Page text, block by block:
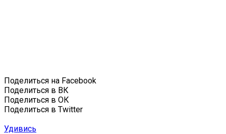
Поделиться на Facebook
Поделиться в ВК
Поделиться в ОК
Поделиться в Twitter
Удивись